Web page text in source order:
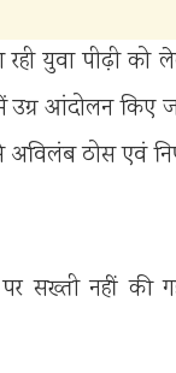
युवा पीढ़ी को
में उग्र आंदोलन
ठोस एवं
सख्ती नहीं की